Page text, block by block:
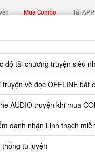
Mua Combo Tải
trợ, yêu cầu cập nhập.
NHÂN VẬT
35: Triều Hội
độ tải chương truyện siêu
truyện về đọc OFFLINE bất
AUDIO truyện khi mua
danh nhận Linh thạch
thống tu luyện